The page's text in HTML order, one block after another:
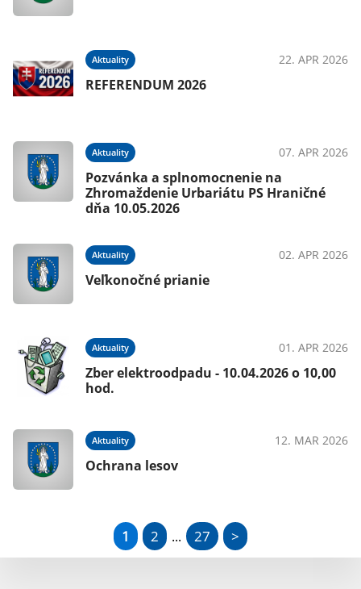
Aktuality 22. APR 2026
REFERENDUM 2026
Aktuality 07. APR 2026
Pozvánka a splnomocnenie na
Zhromaždenie Urbariátu PS Hraničné
dňa 10.05.2026
Aktuality 02. APR 2026
Veľkonočné prianie
Aktuality 01. APR 2026
Zber elektroodpadu - 10.04.2026 o 10,00
hod.
Aktuality 12. MAR 2026
Ochrana lesov
1 2 ... 27 >